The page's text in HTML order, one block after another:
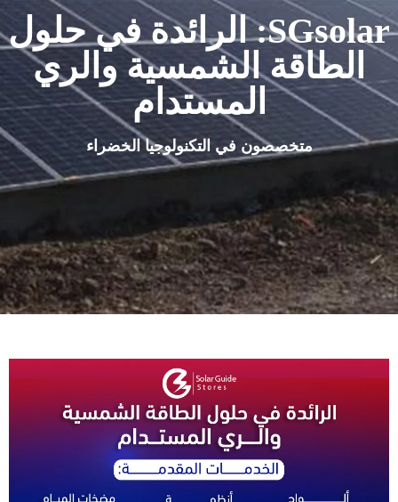
SGsolar: الرائدة في حلول
الطاقة الشمسية والري
المستدام
متخصصون في التكنولوجيا الخضراء